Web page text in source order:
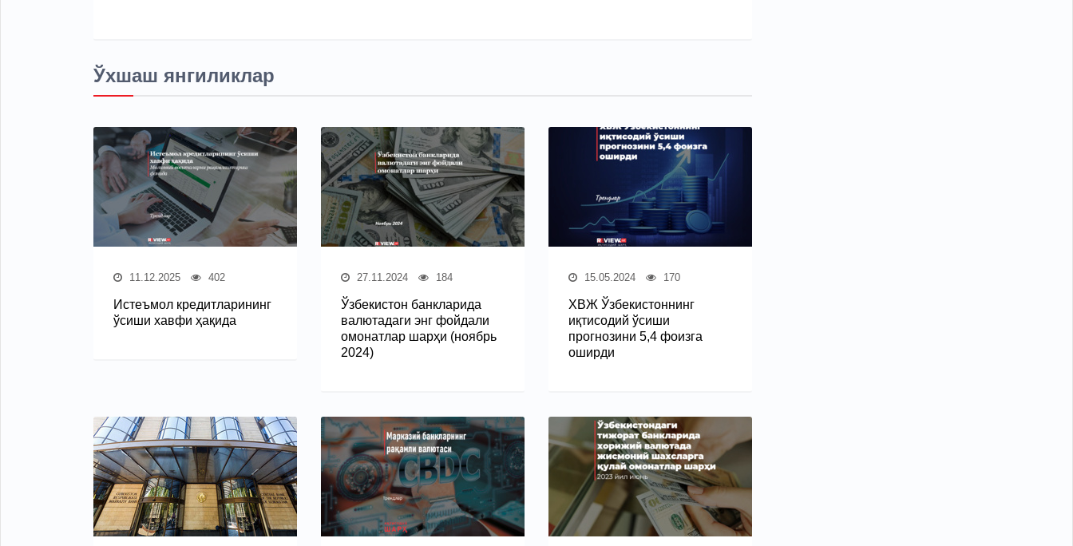
Ўхшаш янгиликлар
11.12.2025 402
Истеъмол кредитларининг
ўсиши хавфи ҳақида
27.11.2024 184
Ўзбекистон банкларида
валютадаги энг фойдали
омонатлар шарҳи (ноябрь
2024)
15.05.2024 170
ХВЖ Ўзбекистоннинг
иқтисодий ўсиши
прогнозини 5,4 фоизга
оширди